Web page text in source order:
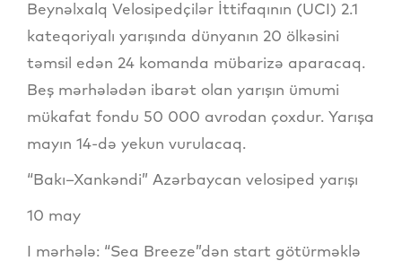
Beynəlxalq Velosipedçilər İttifaqının (UCI) 2.1
kateqoriyalı yarışında dünyanın 20 ölkəsini
təmsil edən 24 komanda mübarizə aparacaq.
Beş mərhələdən ibarət olan yarışın ümumi
mükafat fondu 50 000 avrodan çoxdur. Yarışa
mayın 14-də yekun vurulacaq.
“Bakı–Xankəndi” Azərbaycan velosiped yarışı
10 may
I mərhələ: “Sea Breeze”dən start götürməklə